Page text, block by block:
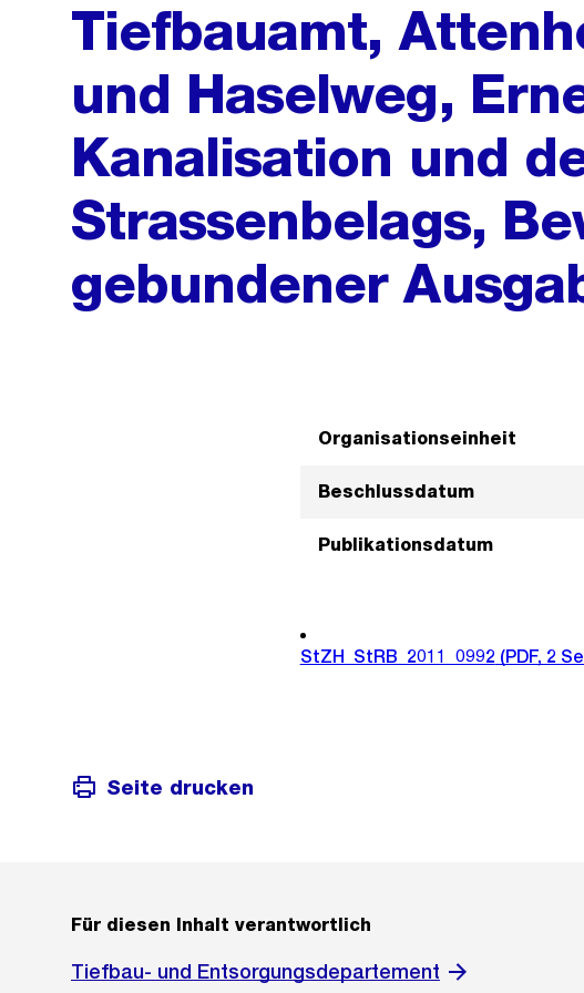
Tiefbauamt,
und Haselweg,
Kanalisation und
Strassenbelags,
gebundener
Organisationseinheit
Beschlussdatum
Publikationsdatum
StZH_StRB_2011_0992(PDF, 2
Seite drucken
Für diesen Inhalt verantwortlich
Tiefbau- und Entsorgungsdepartement